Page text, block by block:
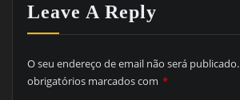
Leave A Reply
O seu endereço de email não será publicado.
obrigatórios marcados com *